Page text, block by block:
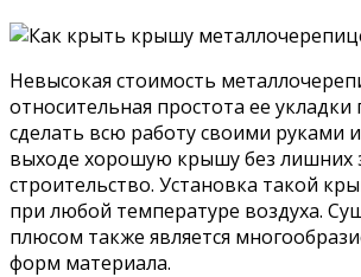
Невысокая стоимость
относительная простота ее
сделать всю работу своими руками
выходе хорошую крышу без лишних
строительство. Установка такой
при любой температуре воздуха.
плюсом также является
форм материала.